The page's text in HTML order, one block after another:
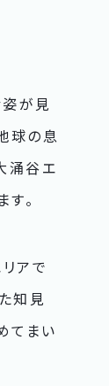
が見
球の息
涌谷エ
。
アで
知見
てまい